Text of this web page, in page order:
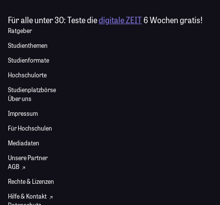
Für alle unter 30:Teste diedigitale ZEIT6 Wochen gratis!
Ratgeber
Studienthemen
Studienformate
Hochschulorte
Studienplatzbörse
Über uns
Impressum
Für Hochschulen
Mediadaten
Unsere Partner
AGB
Rechte & Lizenzen
Hilfe & Kontakt